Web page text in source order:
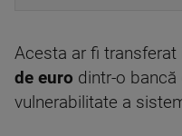
Acesta ar fi
de euro dintr-o
vulnerabilitate a